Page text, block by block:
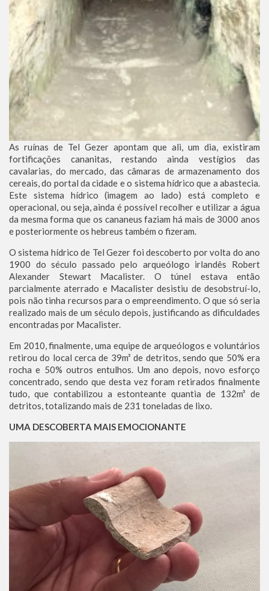
As ruínas de Tel Gezer apontam que ali, um dia, existiram
fortificações cananitas, restando ainda vestígios das
cavalarias, do mercado, das câmaras de armazenamento dos
cereais, do portal da cidade e o sistema hídrico que a abastecia.
Este sistema hídrico (imagem ao lado) está completo e
operacional, ou seja, ainda é possível recolher e utilizar a água
da mesma forma que os cananeus faziam há mais de 3000 anos
e posteriormente os hebreus também o fizeram.
O sistema hídrico de Tel Gezer foi descoberto por volta do ano
1900 do século passado pelo arqueólogo irlandês Robert
Alexander Stewart Macalister. O túnel estava então
parcialmente aterrado e Macalister desistiu de desobstruí-lo,
pois não tinha recursos para o empreendimento. O que só seria
realizado mais de um século depois, justificando as dificuldades
encontradas por Macalister.
Em 2010, finalmente, uma equipe de arqueólogos e voluntários
retirou do local cerca de 39m³ de detritos, sendo que 50% era
rocha e 50% outros entulhos. Um ano depois, novo esforço
concentrado, sendo que desta vez foram retirados finalmente
tudo, que contabilizou a estonteante quantia de 132m³ de
detritos, totalizando mais de 231 toneladas de lixo.
UMA DESCOBERTA MAIS EMOCIONANTE